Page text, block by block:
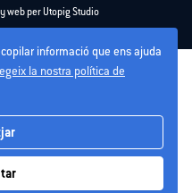
informació que ens ajuda
la nostra política de
web per Utopig Studio